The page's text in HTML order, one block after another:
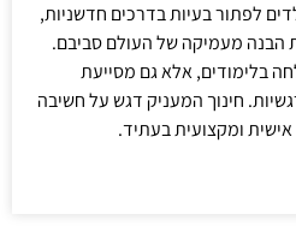
לפתור בעיות בדרכים חדשניות,
הבנה מעמיקה של העולם סביבם.
בלימודים, אלא גם מסייעת
חינוך המעניק דגש על חשיבה
אישית ומקצועית בעתיד.